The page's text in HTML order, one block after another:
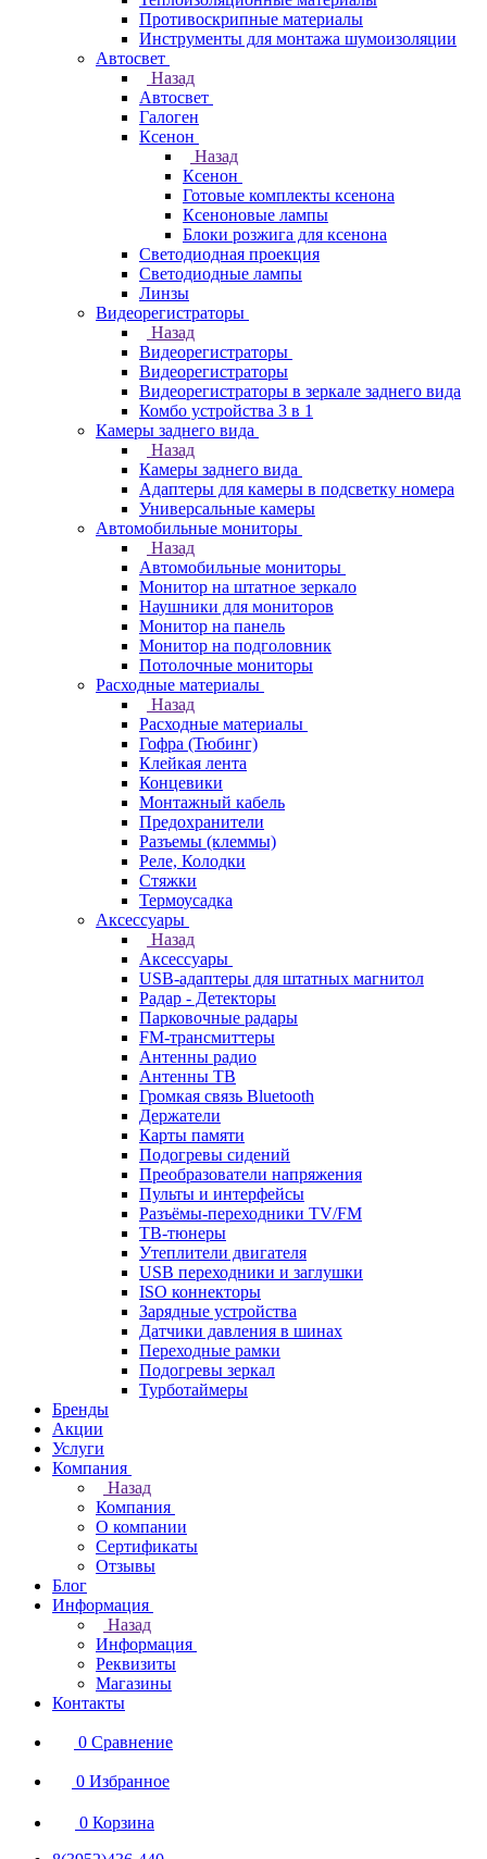
Противоскрипные материалы
Инструменты для монтажа шумоизоляции
Автосвет
Назад
Автосвет
Галоген
Ксенон
Назад
Ксенон
Готовые комплекты ксенона
Ксеноновые лампы
Блоки розжига для ксенона
Светодиодная проекция
Светодиодные лампы
Линзы
Видеорегистраторы
Назад
Видеорегистраторы
Видеорегистраторы
Видеорегистраторы в зеркале заднего вида
Комбо устройства 3 в 1
Камеры заднего вида
Назад
Камеры заднего вида
Адаптеры для камеры в подсветку номера
Универсальные камеры
Автомобильные мониторы
Назад
Автомобильные мониторы
Монитор на штатное зеркало
Наушники для мониторов
Монитор на панель
Монитор на подголовник
Потолочные мониторы
Расходные материалы
Назад
Расходные материалы
Гофра (Тюбинг)
Клейкая лента
Концевики
Монтажный кабель
Предохранители
Разъемы (клеммы)
Реле, Колодки
Стяжки
Термоусадка
Аксессуары
Назад
Аксессуары
USB-адаптеры для штатных магнитол
Радар - Детекторы
Парковочные радары
FM-трансмиттеры
Антенны радио
Антенны ТВ
Громкая связь Bluetooth
Держатели
Карты памяти
Подогревы сидений
Преобразователи напряжения
Пульты и интерфейсы
Разъёмы-переходники TV/FM
ТВ-тюнеры
Утеплители двигателя
USB переходники и заглушки
ISO коннекторы
Зарядные устройства
Датчики давления в шинах
Переходные рамки
Подогревы зеркал
Турботаймеры
Бренды
Акции
Услуги
Компания
Назад
Компания
О компании
Сертификаты
Отзывы
Блог
Информация
Назад
Информация
Реквизиты
Магазины
Контакты
0 Сравнение
0 Избранное
0 Корзина